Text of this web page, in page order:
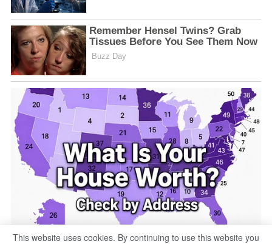
This website uses cookies. By continuing to use this website you